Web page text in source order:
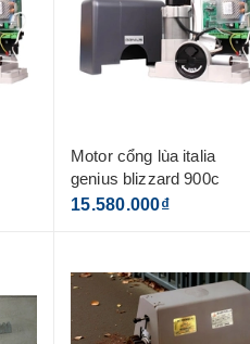
Motor cổng lùa italia
genius blizzard 900c
15.580.000₫